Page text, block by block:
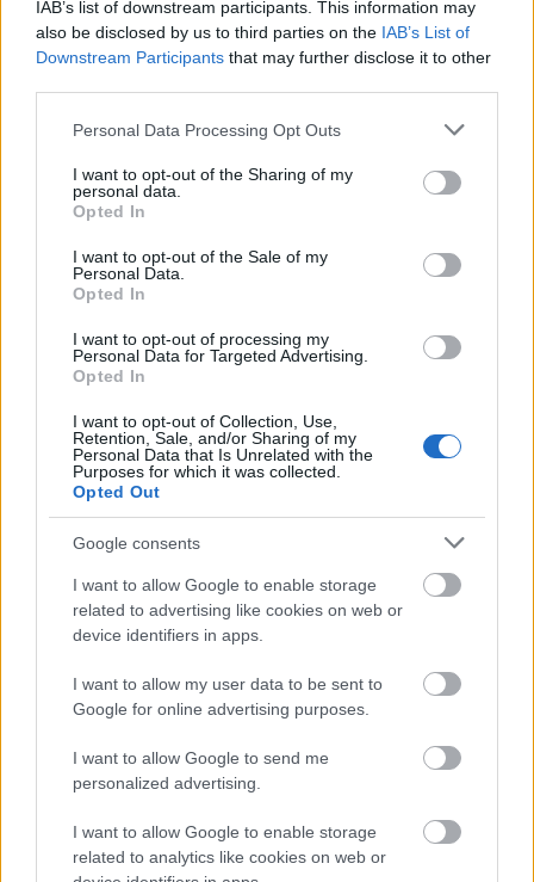
IAB’s list of downstream participants. This information may
also be disclosed by us to third parties on the IAB’s List of
Downstream Participants that may further disclose it to other
Please note that this website/app uses one or more Google
not limited to your visit or usage behaviour. You may click to
grant or deny consent to Google and its third-party tags to
use your data for below specified purposes in below Google
consent section.
Personal Data Processing Opt Outs
I want to opt-out of the Sharing of my
personal data.
Opted In
I want to opt-out of the Sale of my
Personal Data.
Opted In
I want to opt-out of processing my
Personal Data for Targeted Advertising.
Opted In
I want to opt-out of Collection, Use,
Retention, Sale, and/or Sharing of my
Personal Data that Is Unrelated with the
Purposes for which it was collected.
Opted Out
Google consents
I want to allow Google to enable storage
related to advertising like cookies on web or
device identifiers in apps.
I want to allow my user data to be sent to
Google for online advertising purposes.
I want to allow Google to send me
personalized advertising.
I want to allow Google to enable storage
related to analytics like cookies on web or
Με λαμπρότητα ο εορτασμός της Μεταμορφώσεως του
Σωτήρος στην Οβρυά ΦΩΤΟ